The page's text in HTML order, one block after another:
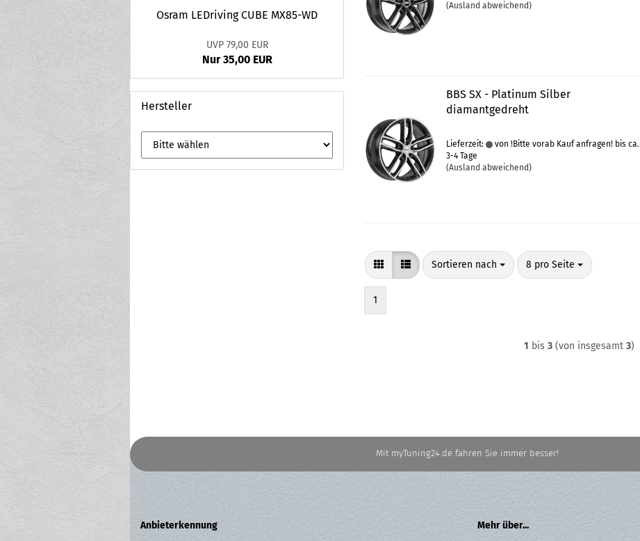
(Ausland abweichend)
BBS SX - Platinum Silber
diamantgedreht
Lieferzeit:
von !Bitte vorab Kauf anfragen! bis ca.
3-4 Tage
(Ausland abweichend)
Sortieren nach
Sortieren nach 8 pro Seite
pro Seite
1
1 bis3 (von insgesamt3)
Osram LEDriving CUBE MX85-WD
UVP 79,00 EUR
Nur 35,00 EUR
Hersteller
Mit myTuning24.de fahren Sie immer besser!
Anbieterkennung
Mehr über...